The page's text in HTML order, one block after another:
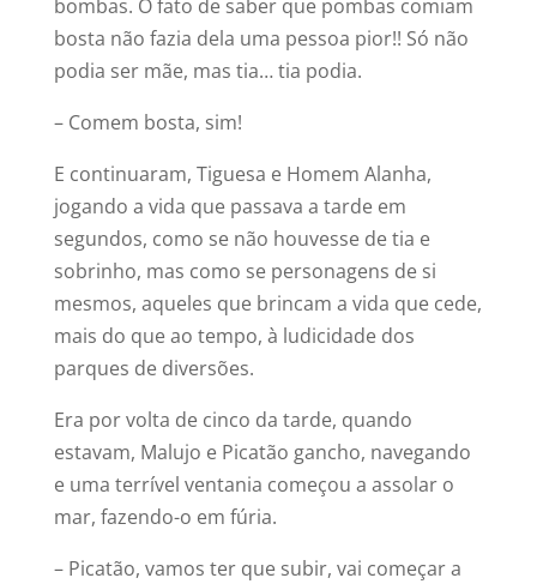
bombas. O fato de saber que pombas comiam
bosta não fazia dela uma pessoa pior!! Só não
podia ser mãe, mas tia… tia podia.
– Comem bosta, sim!
E continuaram, Tiguesa e Homem Alanha,
jogando a vida que passava a tarde em
segundos, como se não houvesse de tia e
sobrinho, mas como se personagens de si
mesmos, aqueles que brincam a vida que cede,
mais do que ao tempo, à ludicidade dos
parques de diversões.
Era por volta de cinco da tarde, quando
estavam, Malujo e Picatão gancho, navegando
e uma terrível ventania começou a assolar o
mar, fazendo-o em fúria.
– Picatão, vamos ter que subir, vai começar a